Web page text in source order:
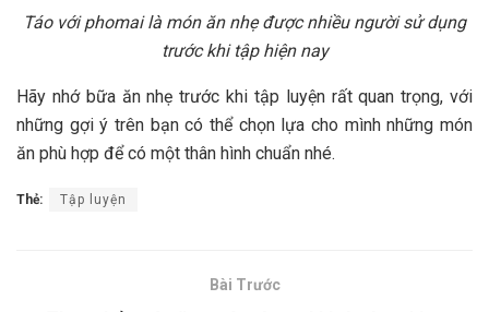
Táo với phomai là món ăn nhẹ được nhiều người sử dụng
trước khi tập hiện nay
Hãy nhớ bữa ăn nhẹ trước khi tập luyện rất quan trọng, với
những gợi ý trên bạn có thể chọn lựa cho mình những món
ăn phù hợp để có một thân hình chuẩn nhé.
Thẻ: Tập luyện
Bài Trước